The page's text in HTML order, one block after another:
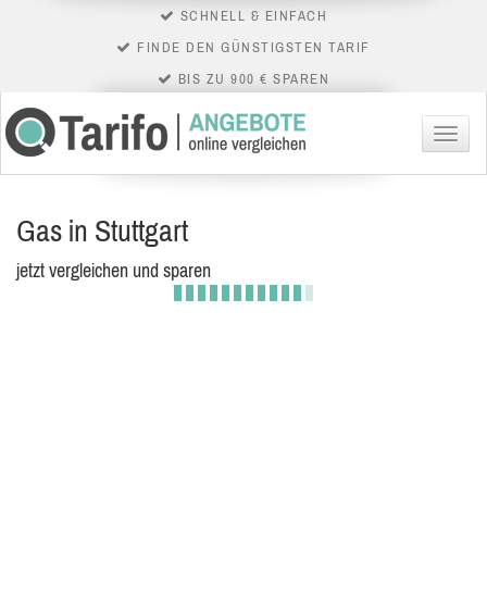
SCHNELL & EINFACH
FINDE DEN GÜNSTIGSTEN TARIF
BIS ZU 900 € SPAREN
Menü
Gas in Stuttgart
jetzt vergleichen und sparen